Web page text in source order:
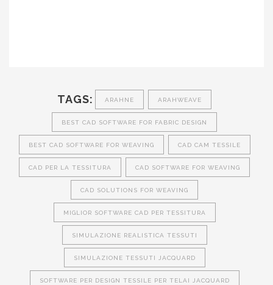
TAGS: ARAHNE ARAHWEAVE
BEST CAD SOFTWARE FOR FABRIC DESIGN
BEST CAD SOFTWARE FOR WEAVING CAD CAM TESSILE
CAD PER LA TESSITURA CAD SOFTWARE FOR WEAVING
CAD SOLUTIONS FOR WEAVING
MIGLIOR SOFTWARE CAD PER TESSITURA
SIMULAZIONE REALISTICA TESSUTI
SIMULAZIONE TESSUTI JACQUARD
SOFTWARE PER DESIGN TESSILE PER TELAI JACQUARD